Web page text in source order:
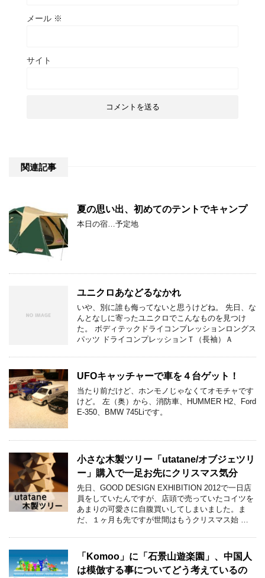
メール ※
サイト
関連記事
夏の思い出、初めてのテントでキャンプ
本日の宿…予定地
ユニクロあなどるなかれ
いや、別に誰も侮ってないと思うけどね。 先日、な
んとなしに寄ったユニクロでこんなものを見つけ
た。 ボディテックドライコンプレッションロングス
パッツ ドライコンプレッションＴ（長袖）Ａ
UFOキャッチャーで車を４台ゲット！
当たり前だけど、ホンモノじゃなくてオモチャです
けど。 左（奥）から、消防車、HUMMER H2、Ford
E-350、BMW 745Liです。
小さな木製ツリー「utatane/オブジェツリ
ー」購入で一足お先にクリスマス気分
先日、GOOD DESIGN EXHIBITION 2012で一日店
員をしていたんですが、店頭で売っていたコイツを
あまりの可愛さに自腹買いしてしまいました。ま
だ、１ヶ月も先ですが世間はもうクリスマス始 …
「Komoo」に「石景山遊楽園」、中国人
は模倣する事についてどう考えているの